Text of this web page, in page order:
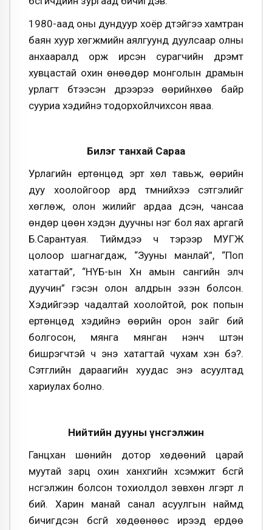
1980-аад оны дундуур хоёр дүүтэйгээ хамтран
баян хуур хөгжмийн аялгуунд дуулсаар олны
анхааралд орж ирсэн сурагчийн дүрэмт
хувцастай охин өнөөдөр монголын драмын
урлагт бүтээсэн дүрээрээ өөрийнхөө байр
сууриа хэдийнэ тодорхойлчихсон яваа.
Билэг танхай Сараа
Урлагийн ертөнцөд эрт хөл тавьж, өөрийн
дуу хоолойгоор ард түмнийхээ сэтгэлийг
хөглөж, олон жилийг ардаа үдсэн, чансаа
өндөр цөөн хэдэн дуучны нэг бол яах аргагүй
Б.Сарантуая. Тиймдээ ч тэрээр МУГЖ
цолоор шагнагдаж, “Зууны манлай”, “Поп
хатагтай”, “НҮБ-ын Хүн амын сангийн элч
дуучин” гэсэн олон алдрын эзэн болсон.
Хэдийгээр чадалтай хоолойтой, рок попын
ертөнцөд хэдийнэ өөрийн орон зайг бий
болгосон, мянга мянган үнэнч шүтэн
бишрэгчтэй ч энэ хатагтай чухам хэн бэ?.
Сэтгүүлийн дараагийн хуудас энэ асуултад
хариулах болно.
Нийтийн дууны үнсгэлжин
Ганцхан шөнийн дотор хөдөөний царай
муутай зарц охин ханхүүгийн хүсэмжит бүсгүй
үнсгэлжин болсон тохиолдол зөвхөн үлгэрт л
бий. Харин манай санал асуулгын наймд
бичигдсэн бүсгүй хөдөөнөөс ирээд ердөө